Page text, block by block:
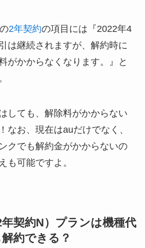
2年契約の項目には『2022年4
は継続されますが、解約時に
がかからなくなります。』と
しても、解除料がかからない
なお、現在はauだけでなく、
クでも解約金がかからないの
も可能ですよ。
契約N）プランは機種代
約できる？